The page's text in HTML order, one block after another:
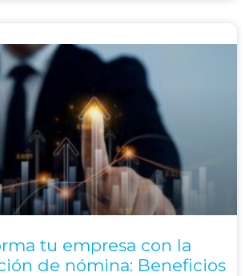
tu empresa con la
de nómina: Beneficios